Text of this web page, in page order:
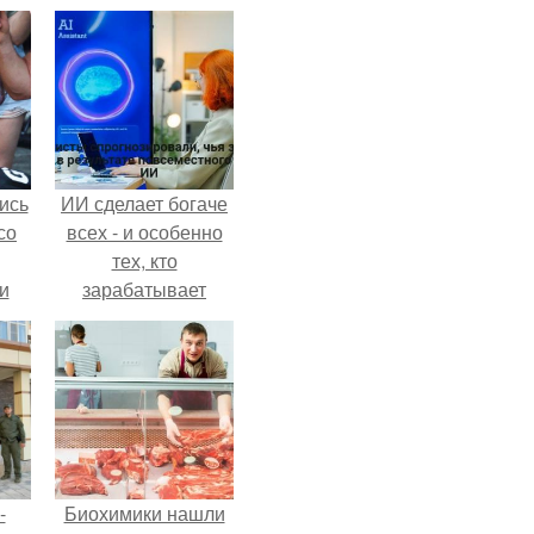
ИИ сделает богаче
всех - и особенно
тех, кто
зарабатывает
меньше всего.
Биохимики нашли